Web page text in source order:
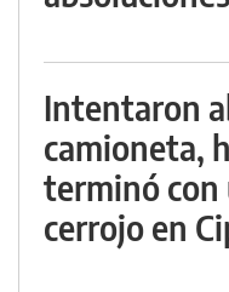
Intentaron
camioneta,
terminó
cerrojo en